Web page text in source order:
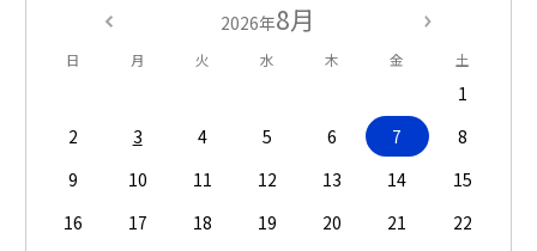
2026年8月
日 月 火 水 木 金 土
1
2
3 4 5 6 7
8
9
10 11 12 13 14
15
16
17 18 19 20 21
22